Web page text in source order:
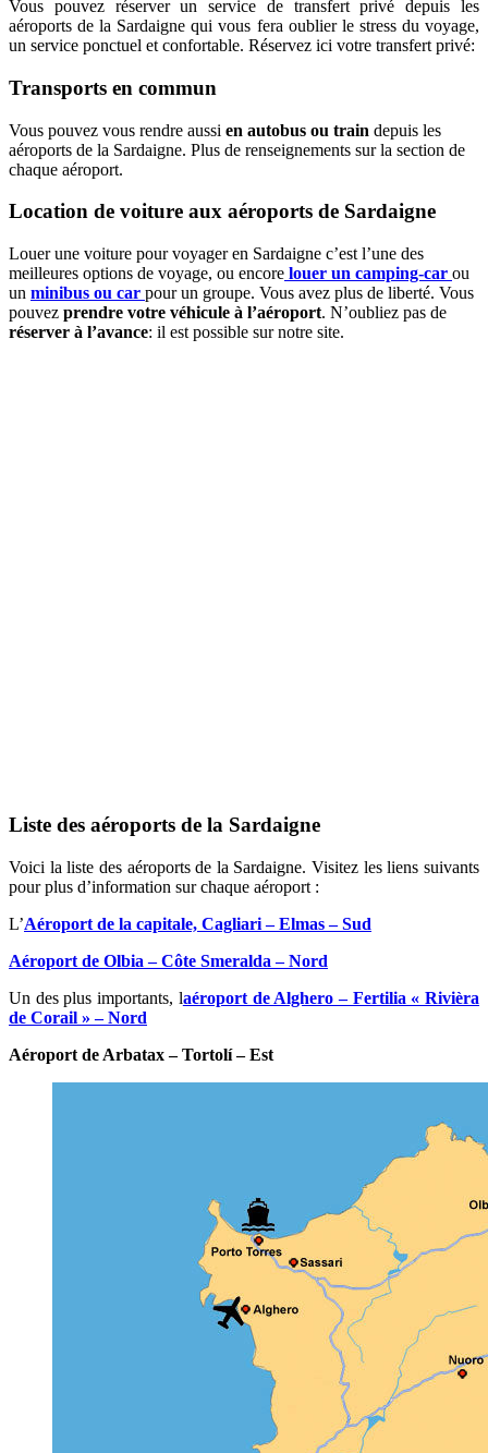
Vous pouvez réserver un service de transfert privé depuis les
aéroports de la Sardaigne qui vous fera oublier le stress du voyage,
un service ponctuel et confortable. Réservez ici votre transfert privé:
Transports en commun
Vous pouvez vous rendre aussi en autobus ou train depuis les
aéroports de la Sardaigne. Plus de renseignements sur la section de
chaque aéroport.
Location de voiture aux aéroports de Sardaigne
Louer une voiture pour voyager en Sardaigne c’est l’une des
meilleures options de voyage, ou encore louer un camping-car ou
un minibus ou car pour un groupe. Vous avez plus de liberté. Vous
pouvez prendre votre véhicule à l’aéroport. N’oubliez pas de
réserver à l’avance: il est possible sur notre site.
Liste des aéroports de la Sardaigne
Voici la liste des aéroports de la Sardaigne. Visitez les liens suivants
pour plus d’information sur chaque aéroport :
L’Aéroport de la capitale, Cagliari – Elmas – Sud
Aéroport de Olbia – Côte Smeralda – Nord
Un des plus importants, laéroport de Alghero – Fertilia « Rivièra
de Corail » – Nord
Aéroport de Arbatax – Tortolí – Est